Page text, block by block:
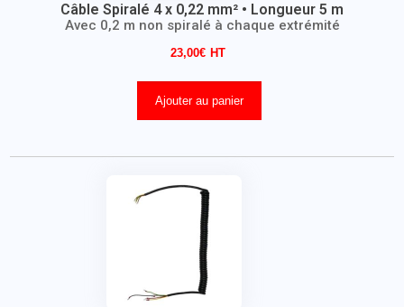
Câble Spiralé 4 x 0,22 mm² • Longueur 5 m
Avec 0,2 m non spiralé à chaque extrémité
23,00€
Ajouter au panier